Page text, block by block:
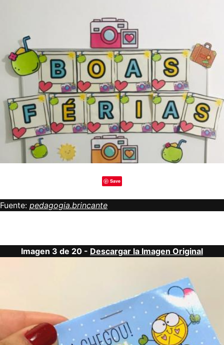
Save
Fuente: pedagogia.brincante
Imagen 3 de 20 - Descargar la Imagen Original